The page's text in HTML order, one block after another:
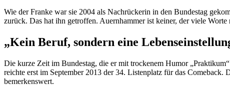
Wie der Franke war sie 2004 als Nachrückerin in den Bundestag
zurück. Das hat ihn getroffen. Auernhammer ist keiner, der viele
„Kein Beruf, sondern eine
Die kurze Zeit im Bundestag, die er mit trockenem Humor
reichte erst im September 2013 der 34. Listenplatz für das Comeback.
bemerkenswert.